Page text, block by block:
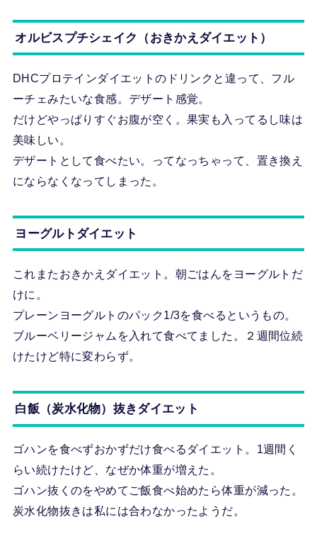
オルビスプチシェイク（おきかえダイエット）
DHCプロテインダイエットのドリンクと違って、フル
ーチェみたいな食感。デザート感覚。
だけどやっぱりすぐお腹が空く。果実も入ってるし味は
美味しい。
デザートとして食べたい。ってなっちゃって、置き換え
にならなくなってしまった。
ヨーグルトダイエット
これまたおきかえダイエット。朝ごはんをヨーグルトだ
けに。
プレーンヨーグルトのパック1/3を食べるというもの。
ブルーベリージャムを入れて食べてました。２週間位続
けたけど特に変わらず。
白飯（炭水化物）抜きダイエット
ゴハンを食べずおかずだけ食べるダイエット。1週間く
らい続けたけど、なぜか体重が増えた。
ゴハン抜くのをやめてご飯食べ始めたら体重が減った。
炭水化物抜きは私には合わなかったようだ。